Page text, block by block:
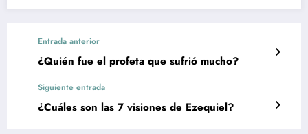
Entrada anterior
¿Quién fue el profeta que sufrió mucho?
Siguiente entrada
¿Cuáles son las 7 visiones de Ezequiel?